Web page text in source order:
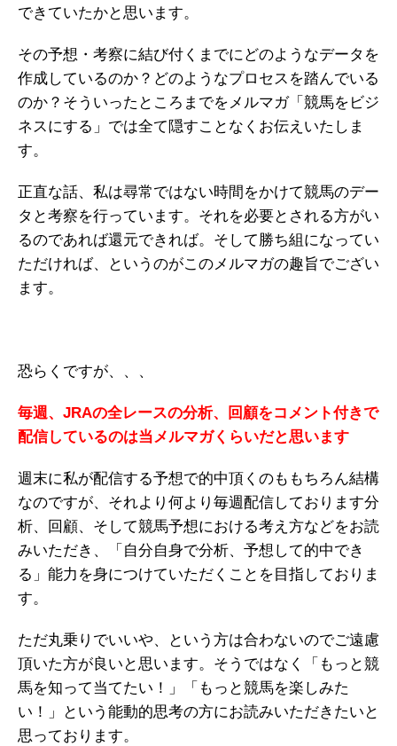
できていたかと思います。
その予想・考察に結び付くまでにどのようなデータを
作成しているのか？どのようなプロセスを踏んでいる
のか？そういったところまでをメルマガ「競馬をビジ
ネスにする」では全て隠すことなくお伝えいたしま
す。
正直な話、私は尋常ではない時間をかけて競馬のデー
タと考察を行っています。それを必要とされる方がい
るのであれば還元できれば。そして勝ち組になってい
ただければ、というのがこのメルマガの趣旨でござい
ます。
恐らくですが、、、
毎週、JRAの全レースの分析、回顧をコメント付きで
配信しているのは当メルマガくらいだと思います
週末に私が配信する予想で的中頂くのももちろん結構
なのですが、それより何より毎週配信しております分
析、回顧、そして競馬予想における考え方などをお読
みいただき、「自分自身で分析、予想して的中でき
る」能力を身につけていただくことを目指しておりま
す。
ただ丸乗りでいいや、という方は合わないのでご遠慮
頂いた方が良いと思います。そうではなく「もっと競
馬を知って当てたい！」「もっと競馬を楽しみた
い！」という能動的思考の方にお読みいただきたいと
思っております。